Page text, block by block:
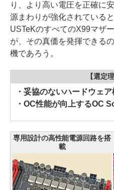
り、より高い電圧を正確に
源まわりが強化されている
USTeKのすべてのX99マザ
が、その真価を発揮できる
機であろう。
【選定
・妥協のないハードウェ
・OC性能が向上するOC
専用設計の高性能電源回路を搭
載